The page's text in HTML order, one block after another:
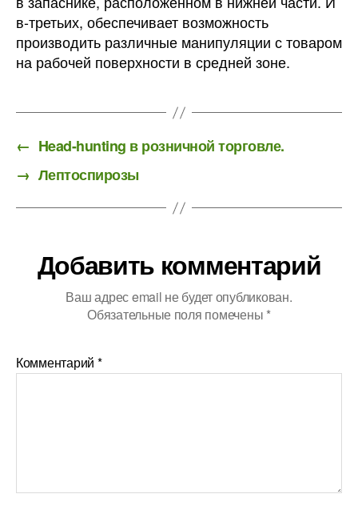
в-третьих, обеспечивает возможность
производить различные манипуляции с товаром
на рабочей поверхности в средней зоне.
← Head-hunting в розничной торговле.
→ Лептоспирозы
Добавить комментарий
Ваш адрес email не будет опубликован.
Обязательные поля помечены *
Комментарий *